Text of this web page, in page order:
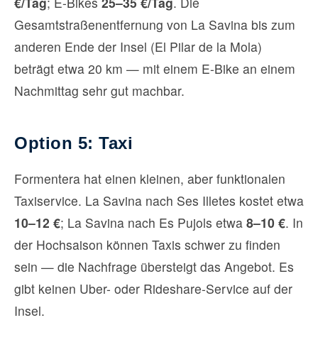
Gesamtstraßenentfernung von La Savina bis zum
anderen Ende der Insel (El Pilar de la Mola)
beträgt etwa 20 km — mit einem E-Bike an einem
Nachmittag sehr gut machbar.
Option 5: Taxi
Formentera hat einen kleinen, aber funktionalen
Taxiservice. La Savina nach Ses Illetes kostet etwa
10–12 €; La Savina nach Es Pujols etwa 8–10 €. In
der Hochsaison können Taxis schwer zu finden
sein — die Nachfrage übersteigt das Angebot. Es
gibt keinen Uber- oder Rideshare-Service auf der
Insel.